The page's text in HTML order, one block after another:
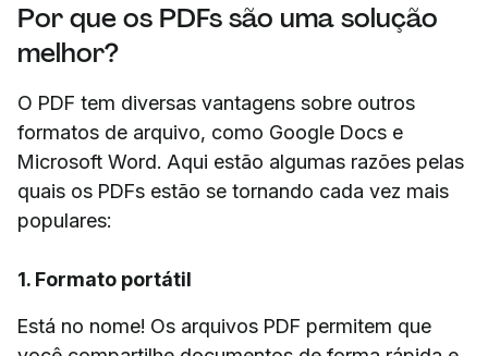
Por que os PDFs são uma solução
melhor?
O PDF tem diversas vantagens sobre outros
formatos de arquivo, como Google Docs e
Microsoft Word. Aqui estão algumas razões pelas
quais os PDFs estão se tornando cada vez mais
populares:
1. Formato portátil
Está no nome! Os arquivos PDF permitem que